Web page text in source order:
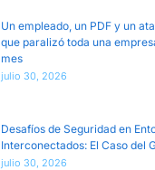
Un empleado, un PDF y un
que paralizó toda una
mes
julio 30, 2026
Desafíos de Seguridad en
Interconectados: El Caso del
julio 30, 2026